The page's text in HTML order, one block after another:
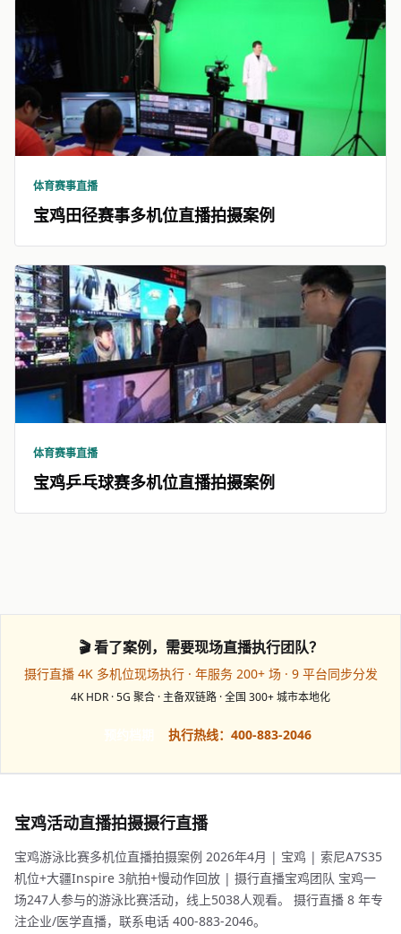
体育赛事直播
宝鸡田径赛事多机位直播拍摄案例
体育赛事直播
宝鸡乒乓球赛多机位直播拍摄案例
🎬 看了案例，需要现场直播执行团队？
摄行直播 4K 多机位现场执行 · 年服务 200+ 场 · 9 平台同步分发
4K HDR · 5G 聚合 · 主备双链路 · 全国 300+ 城市本地化
执行热线：400-883-2046
宝鸡活动直播拍摄摄行直播
宝鸡游泳比赛多机位直播拍摄案例 2026年4月 | 宝鸡 | 索尼A7S35
机位+大疆Inspire 3航拍+慢动作回放 | 摄行直播宝鸡团队 宝鸡一
场247人参与的游泳比赛活动，线上5038人观看。 摄行直播 8 年专
注企业/医学直播，联系电话 400-883-2046。